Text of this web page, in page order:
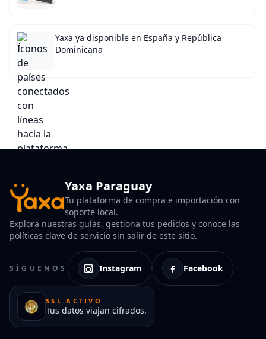
Yaxa ya disponible en España y República
Dominicana
Yaxa Paraguay
Tu plataforma de compra e importación con
soporte local.
Explora nuestras guías, gestiona tus pedidos y conoce las
políticas clave de servicio sin salir de este sitio.
SÍGUENOS Instagram Facebook
SSL ACTIVO
Tus datos viajan cifrados.